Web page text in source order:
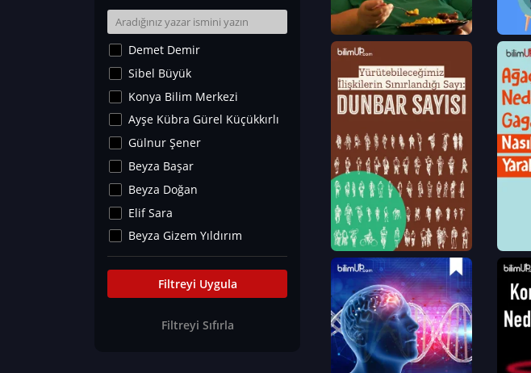
Yer Bilimleri
Astronomi ve Uzay
Noroloji
Matematik
Teknoloji
İklim Değişikliği
Arkeoloji
Kültür&Sanat
Yaşam Tavsiyeleri
Merakoloji
Eğitim Bilimleri
Demet Demir
Sibel Büyük
Konya Bilim Merkezi
Ayşe Kübra Gürel Küçükkırlı
Gülnur Şener
Beyza Başar
Beyza Doğan
Elif Sara
Beyza Gizem Yıldırım
İlknur İyigökler
Büşra Elif Kıvrak
Can TORUN
Filtreyi Uygula
Filtreyi Sıfırla